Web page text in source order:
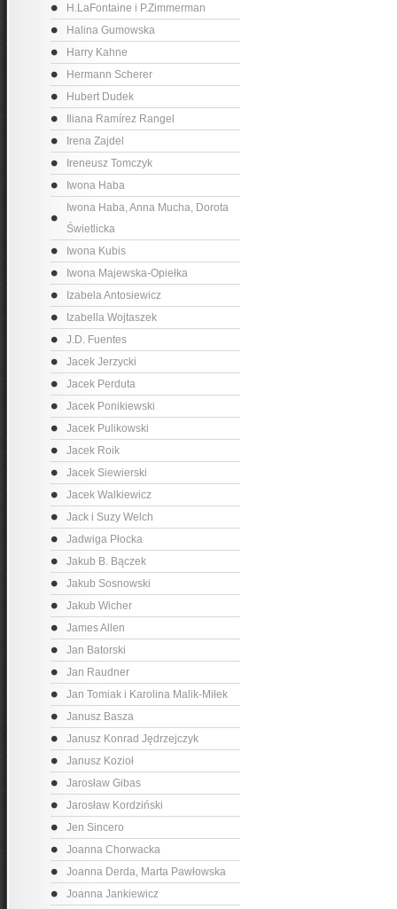
H.LaFontaine i P.Zimmerman
Halina Gumowska
Harry Kahne
Hermann Scherer
Hubert Dudek
Iliana Ramírez Rangel
Irena Zajdel
Ireneusz Tomczyk
Iwona Haba
Iwona Haba, Anna Mucha, Dorota
Świetlicka
Iwona Kubis
Iwona Majewska-Opiełka
Izabela Antosiewicz
Izabella Wojtaszek
J.D. Fuentes
Jacek Jerzycki
Jacek Perduta
Jacek Ponikiewski
Jacek Pulikowski
Jacek Roik
Jacek Siewierski
Jacek Walkiewicz
Jack i Suzy Welch
Jadwiga Płocka
Jakub B. Bączek
Jakub Sosnowski
Jakub Wicher
James Allen
Jan Batorski
Jan Raudner
Jan Tomiak i Karolina Malik-Miłek
Janusz Basza
Janusz Konrad Jędrzejczyk
Janusz Kozioł
Jarosław Gibas
Jarosław Kordziński
Jen Sincero
Joanna Chorwacka
Joanna Derda, Marta Pawłowska
Joanna Jankiewicz